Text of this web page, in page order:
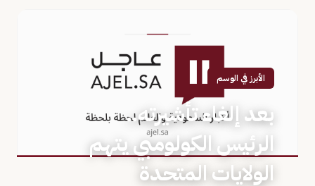
الأبرز في الوسم
بعد إلغاء تأشيرته..
الرئيس الكولومبي يتهم
الولايات المتحدة